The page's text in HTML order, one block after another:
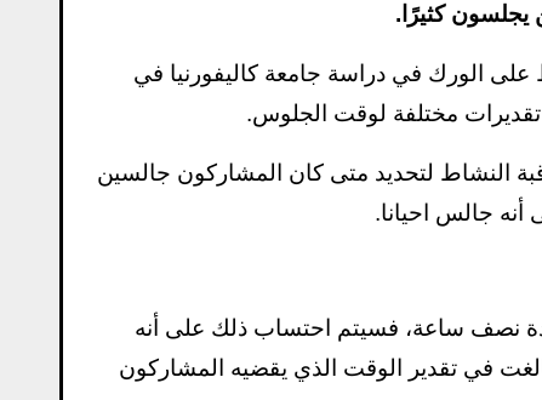
يجلسون كثيرًا.
على الورك في دراسة جامعة كاليفورنيا في
تقديرات مختلفة لوقت الجلوس.
النشاط لتحديد متى كان المشاركون جالسين
جالس احيانا.
نصف ساعة، فسيتم احتساب ذلك على أنه
في تقدير الوقت الذي يقضيه المشاركون